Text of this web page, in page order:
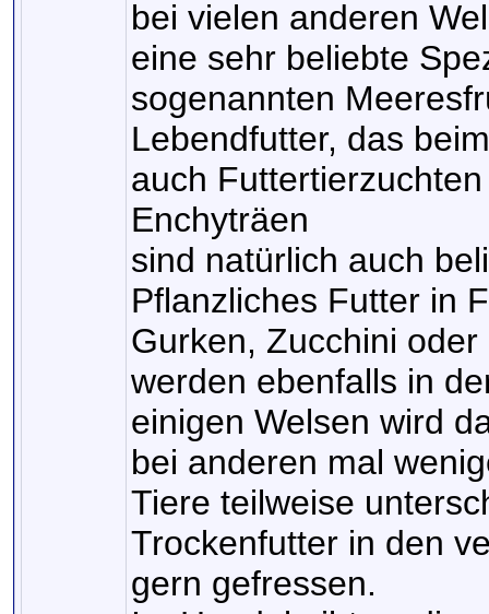
bei vielen anderen
eine sehr beliebte
sogenannten
Lebendfutter, das
auch
Enchyträen
sind natürlich auch
Pflanzliches Futter in
Gurken, Zucchini
werden ebenfalls in
einigen Welsen wird
bei anderen mal
Tiere teilweise
Trockenfutter in den
gern gefressen.